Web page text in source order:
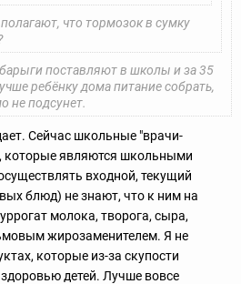
что тормозок в сумку
поставляют в школы и за 35
ребёнку дома питание собрать,
не подсунет.
Сейчас школьные "врачи-
которые являются школьными
входной, текущий
блюд) не знают, что к ним на
молока, творога, сыра,
жирозаменителем. Я не
которые из-за скупости
детей. Лучше вовсе